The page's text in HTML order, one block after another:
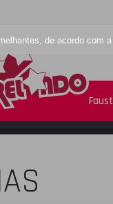
de acordo com